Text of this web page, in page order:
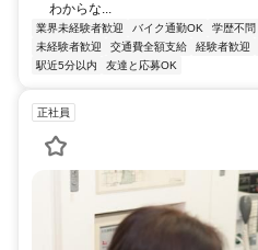
わからな...
業界未経験者歓迎 バイク通勤OK 学歴不問
未経験者歓迎
交通費全額支給 経験者歓迎
駅近5分以内
友達と応募OK
正社員